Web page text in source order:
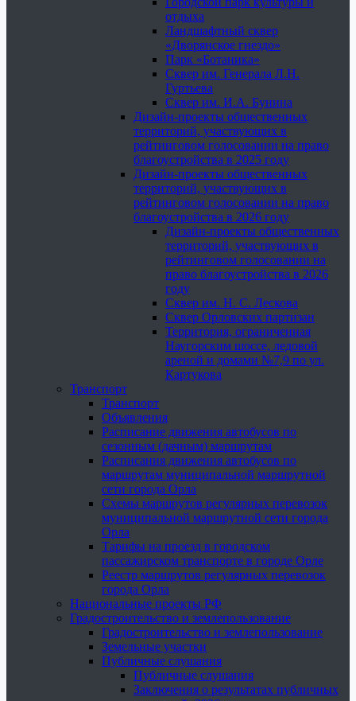
отдыха
Ландшафтный сквер
«Дворянское гнездо»
Парк «Ботаника»
Сквер им. Генерала Л.Н.
Гуртьева
Сквер им. И.А. Бунина
Дизайн-проекты общественных
территорий, участвующих в
рейтинговом голосовании на право
благоустройства в 2025 году
Дизайн-проекты общественных
территорий, участвующих в
рейтинговом голосовании на право
благоустройства в 2026 году
Дизайн-проекты общественных
территорий, участвующих в
рейтинговом голосовании на
право благоустройства в 2026
году
Сквер им. Н. С. Лескова
Сквер Орловских партизан
Территория, ограниченная
Наугорским шоссе, ледовой
ареной и домами №7,9 по ул.
Картукова
Транспорт
Транспорт
Объявления
Расписание движения автобусов по
сезонным (дачным) маршрутам
Расписания движения автобусов по
маршрутам муниципальной маршрутной
сети города Орла
Схемы маршрутов регулярных перевозок
муниципальной маршрутной сети города
Орла
Тарифы на проезд в городском
пассажирском транспорте в городе Орле
Реестр маршрутов регулярных перевозок
города Орла
Национальные проекты РФ
Градостроительство и землепользование
Градостроительство и землепользование
Земельные участки
Публичные слушания
Публичные слушания
Заключения о результатах публичных